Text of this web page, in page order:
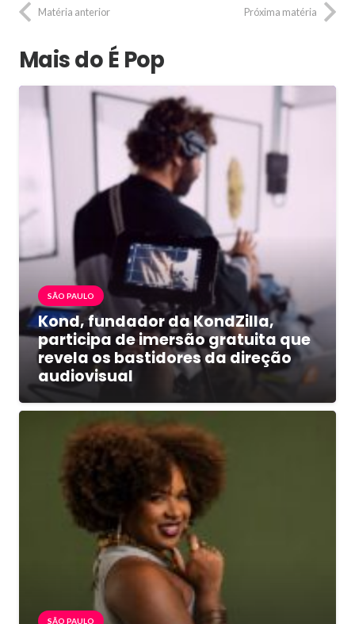
Matéria anterior Próxima matéria
Mais do É Pop
SÃO PAULO
Kond, fundador da KondZilla,
participa de imersão gratuita que
revela os bastidores da direção
audiovisual
SÃO PAULO